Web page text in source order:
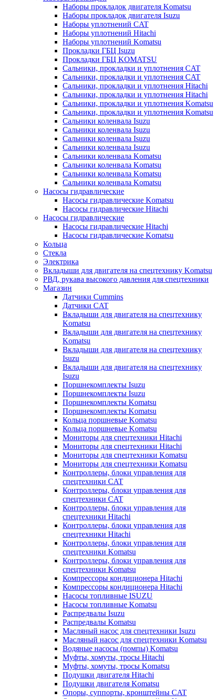
Наборы прокладок двигателя Komatsu
Наборы прокладок двигателя Isuzu
Наборы уплотнений CAT
Наборы уплотнений Hitachi
Наборы уплотнений Komatsu
Прокладки ГБЦ Isuzu
Прокладки ГБЦ KOMATSU
Сальники, прокладки и уплотнения CAT
Сальники, прокладки и уплотнения CAT
Сальники, прокладки и уплотнения Hitachi
Сальники, прокладки и уплотнения Hitachi
Сальники, прокладки и уплотнения Komatsu
Сальники, прокладки и уплотнения Komatsu
Сальники коленвала Isuzu
Сальники коленвала Isuzu
Сальники коленвала Isuzu
Сальники коленвала Isuzu
Сальники коленвала Komatsu
Сальники коленвала Komatsu
Сальники коленвала Komatsu
Сальники коленвала Komatsu
Насосы гидравлические
Насосы гидравлические Komatsu
Насосы гидравлические Hitachi
Насосы гидравлические
Насосы гидравлические Hitachi
Насосы гидравлические Komatsu
Кольца
Стекла
Электрика
Вкладыши для двигателя на спецтехнику Komatsu
РВД, рукава высокого давления для спецтехники
Магазин
Датчики Cummins
Датчики CAT
Вкладыши для двигателя на спецтехнику
Komatsu
Вкладыши для двигателя на спецтехнику
Komatsu
Вкладыши для двигателя на спецтехнику
Isuzu
Вкладыши для двигателя на спецтехнику
Isuzu
Поршнекомплекты Isuzu
Поршнекомплекты Isuzu
Поршнекомплекты Komatsu
Поршнекомплекты Komatsu
Кольца поршневые Komatsu
Кольца поршневые Komatsu
Мониторы для спецтехники Hitachi
Мониторы для спецтехники Hitachi
Мониторы для спецтехники Komatsu
Мониторы для спецтехники Komatsu
Контроллеры, блоки управления для
спецтехники CAT
Контроллеры, блоки управления для
спецтехники CAT
Контроллеры, блоки управления для
спецтехники Hitachi
Контроллеры, блоки управления для
спецтехники Hitachi
Контроллеры, блоки управления для
спецтехники Komatsu
Контроллеры, блоки управления для
спецтехники Komatsu
Компрессоры кондиционера Hitachi
Компрессоры кондиционера Hitachi
Насосы топливные ISUZU
Насосы топливные Komatsu
Распредвалы Isuzu
Распредвалы Komatsu
Масляный насос для спецтехники Isuzu
Масляный насос для спецтехники Komatsu
Водяные насосы (помпы) Komatsu
Муфты, хомуты, тросы Hitachi
Муфты, хомуты, тросы Komatsu
Подушки двигателя Hitachi
Подушки двигателя Komatsu
Опоры, суппорты, кронштейны CAT